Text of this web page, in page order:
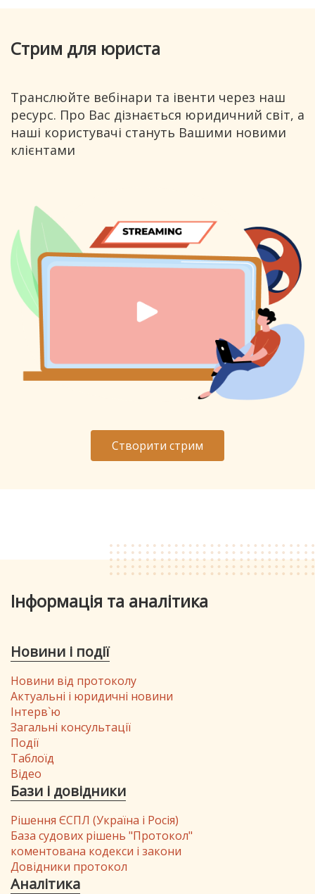
Стрим для юриста
Транслюйте вебінари та івенти через наш
ресурс. Про Вас дізнається юридичний світ, а
наші користувачі стануть Вашими новими
клієнтами
Створити стрим
Інформація та аналітика
Новини і події
Новини від протоколу
Актуальні і юридичні новини
Інтерв`ю
Загальні консультації
Події
Таблоїд
Відео
Бази і довідники
Рішення ЄСПЛ (Україна і Росія)
База судових рішень "Протокол"
коментована кодекси і закони
Довідники протокол
Аналітика